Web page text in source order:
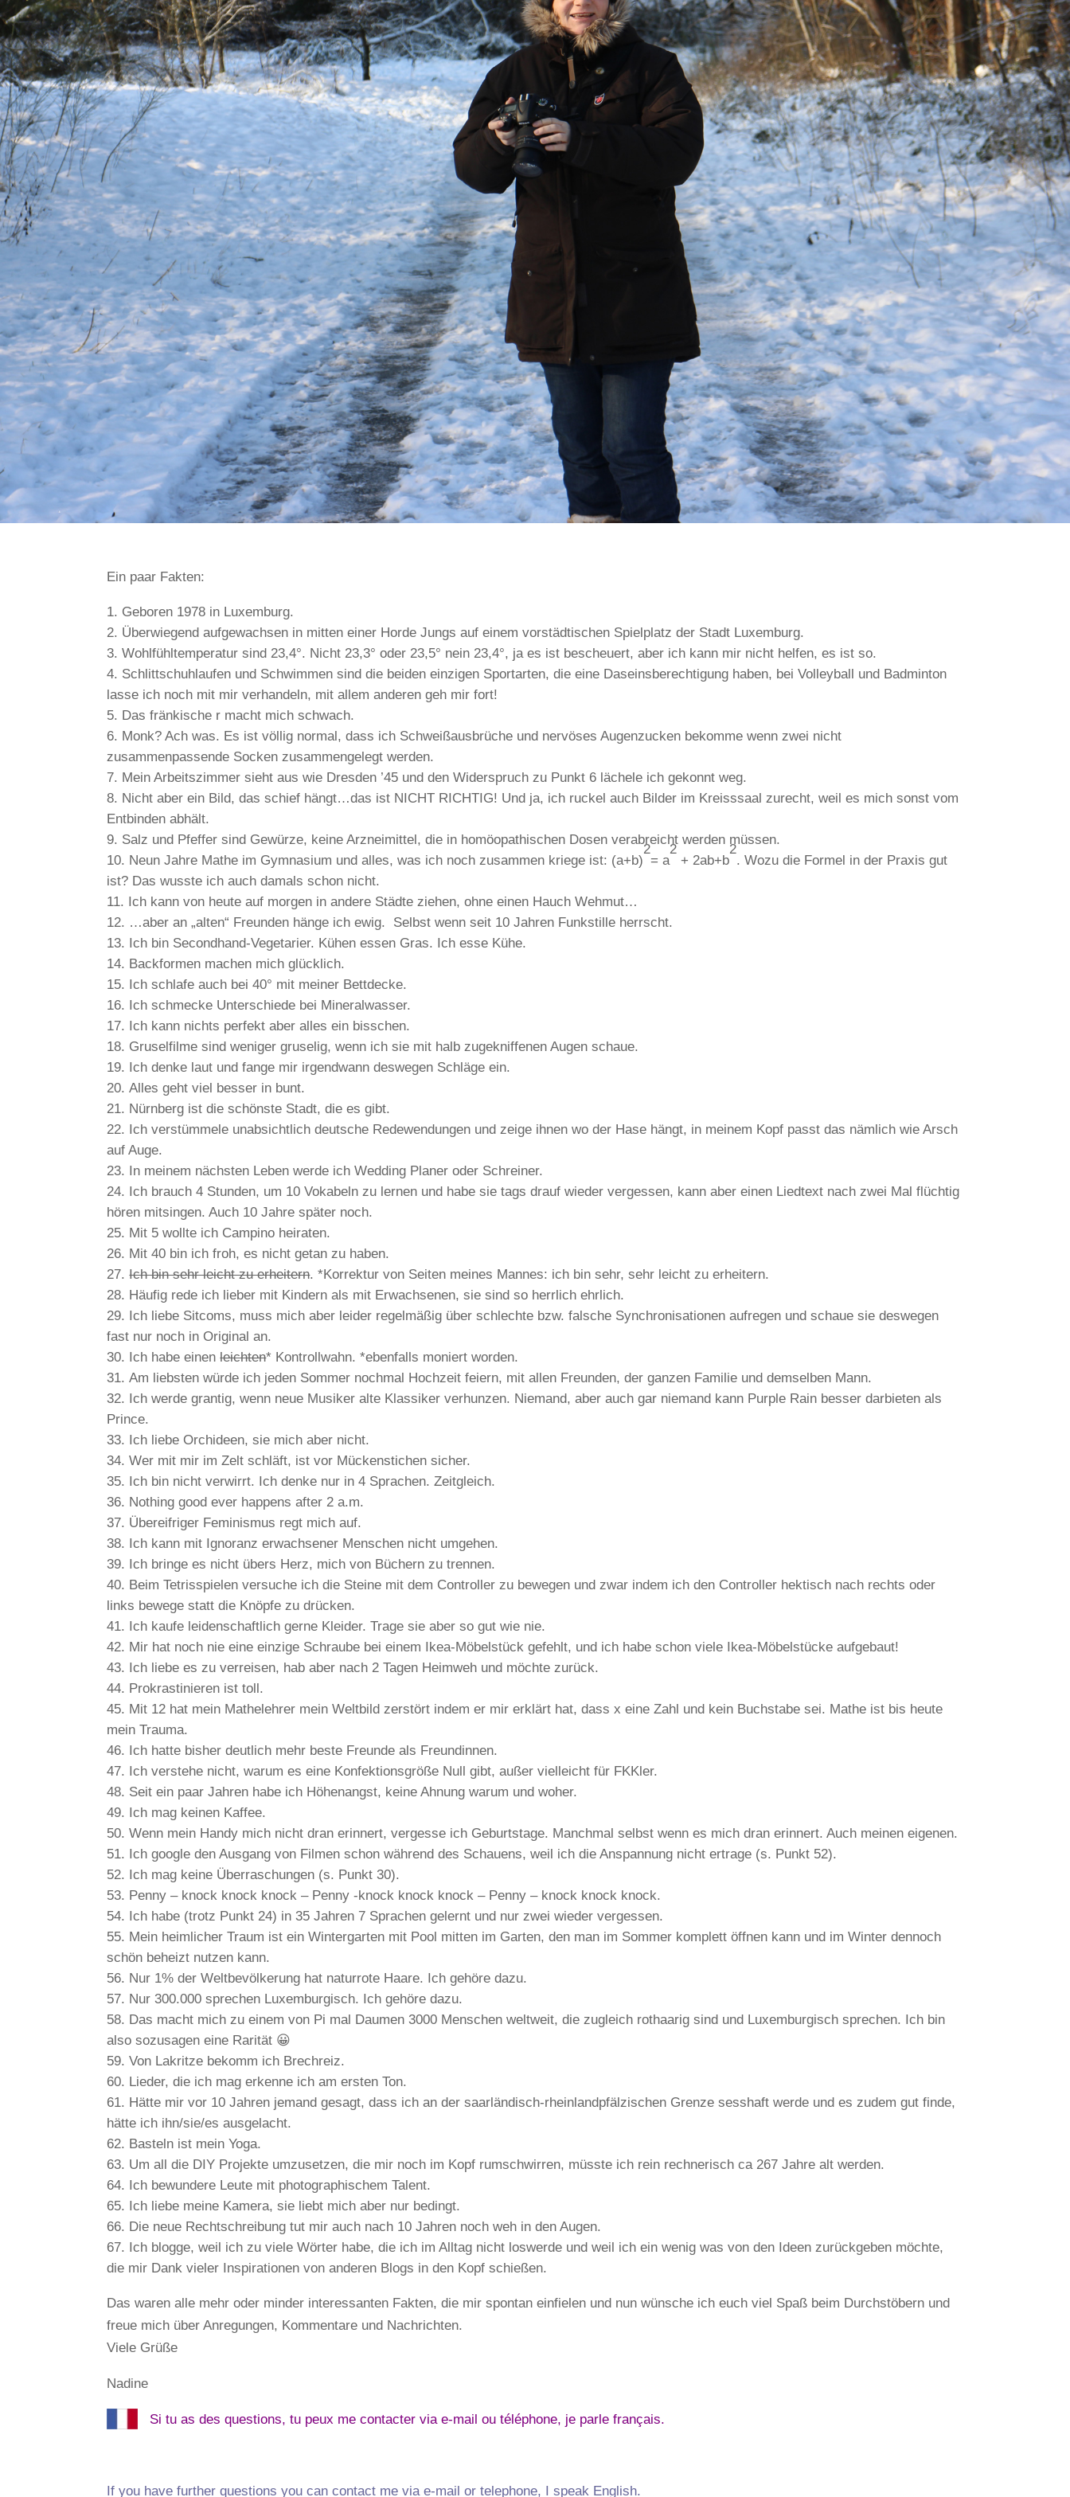
Ein paar Fakten:
Geboren 1978 in Luxemburg.
Überwiegend aufgewachsen in mitten einer Horde Jungs auf einem vorstädtischen Spielplatz der Stadt Luxemburg.
Wohlfühltemperatur sind 23,4°. Nicht 23,3° oder 23,5° nein 23,4°, ja es ist bescheuert, aber ich kann mir nicht helfen, es ist so.
Schlittschuhlaufen und Schwimmen sind die beiden einzigen Sportarten, die eine Daseinsberechtigung haben, bei Volleyball und Badminton
lasse ich noch mit mir verhandeln, mit allem anderen geh mir fort!
Das fränkische r macht mich schwach.
Monk? Ach was. Es ist völlig normal, dass ich Schweißausbrüche und nervöses Augenzucken bekomme wenn zwei nicht
zusammenpassende Socken zusammengelegt werden.
Mein Arbeitszimmer sieht aus wie Dresden ’45 und den Widerspruch zu Punkt 6 lächele ich gekonnt weg.
Nicht aber ein Bild, das schief hängt…das ist NICHT RICHTIG! Und ja, ich ruckel auch Bilder im Kreisssaal zurecht, weil es mich sonst vom
Entbinden abhält.
Salz und Pfeffer sind Gewürze, keine Arzneimittel, die in homöopathischen Dosen verabreicht werden müssen.
Neun Jahre Mathe im Gymnasium und alles, was ich noch zusammen kriege ist: (a+b)
2
= a
2
+ 2ab+b
2
. Wozu die Formel in der Praxis gut
ist? Das wusste ich auch damals schon nicht.
Ich kann von heute auf morgen in andere Städte ziehen, ohne einen Hauch Wehmut…
…aber an „alten“ Freunden hänge ich ewig. Selbst wenn seit 10 Jahren Funkstille herrscht.
Ich bin Secondhand-Vegetarier. Kühen essen Gras. Ich esse Kühe.
Backformen machen mich glücklich.
Ich schlafe auch bei 40° mit meiner Bettdecke.
Ich schmecke Unterschiede bei Mineralwasser.
Ich kann nichts perfekt aber alles ein bisschen.
Gruselfilme sind weniger gruselig, wenn ich sie mit halb zugekniffenen Augen schaue.
Ich denke laut und fange mir irgendwann deswegen Schläge ein.
Alles geht viel besser in bunt.
Nürnberg ist die schönste Stadt, die es gibt.
Ich verstümmele unabsichtlich deutsche Redewendungen und zeige ihnen wo der Hase hängt, in meinem Kopf passt das nämlich wie Arsch
auf Auge.
In meinem nächsten Leben werde ich Wedding Planer oder Schreiner.
Ich brauch 4 Stunden, um 10 Vokabeln zu lernen und habe sie tags drauf wieder vergessen, kann aber einen Liedtext nach zwei Mal flüchtig
hören mitsingen. Auch 10 Jahre später noch.
Mit 5 wollte ich Campino heiraten.
Mit 40 bin ich froh, es nicht getan zu haben.
Ich bin sehr leicht zu erheitern. *Korrektur von Seiten meines Mannes: ich bin sehr, sehr leicht zu erheitern.
Häufig rede ich lieber mit Kindern als mit Erwachsenen, sie sind so herrlich ehrlich.
Ich liebe Sitcoms, muss mich aber leider regelmäßig über schlechte bzw. falsche Synchronisationen aufregen und schaue sie deswegen
fast nur noch in Original an.
Ich habe einenleichten* Kontrollwahn. *ebenfalls moniert worden.
Am liebsten würde ich jeden Sommer nochmal Hochzeit feiern, mit allen Freunden, der ganzen Familie und demselben Mann.
Ich werde grantig, wenn neue Musiker alte Klassiker verhunzen. Niemand, aber auch gar niemand kann Purple Rain besser darbieten als
Prince.
Ich liebe Orchideen, sie mich aber nicht.
Wer mit mir im Zelt schläft, ist vor Mückenstichen sicher.
Ich bin nicht verwirrt. Ich denke nur in 4 Sprachen. Zeitgleich.
Nothing good ever happens after 2 a.m.
Übereifriger Feminismus regt mich auf.
Ich kann mit Ignoranz erwachsener Menschen nicht umgehen.
Ich bringe es nicht übers Herz, mich von Büchern zu trennen.
Beim Tetrisspielen versuche ich die Steine mit dem Controller zu bewegen und zwar indem ich den Controller hektisch nach rechts oder
links bewege statt die Knöpfe zu drücken.
Ich kaufe leidenschaftlich gerne Kleider. Trage sie aber so gut wie nie.
Mir hat noch nie eine einzige Schraube bei einem Ikea-Möbelstück gefehlt, und ich habe schon viele Ikea-Möbelstücke aufgebaut!
Ich liebe es zu verreisen, hab aber nach 2 Tagen Heimweh und möchte zurück.
Prokrastinieren ist toll.
Mit 12 hat mein Mathelehrer mein Weltbild zerstört indem er mir erklärt hat, dass x eine Zahl und kein Buchstabe sei. Mathe ist bis heute
mein Trauma.
Ich hatte bisher deutlich mehr beste Freunde als Freundinnen.
Ich verstehe nicht, warum es eine Konfektionsgröße Null gibt, außer vielleicht für FKKler.
Seit ein paar Jahren habe ich Höhenangst, keine Ahnung warum und woher.
Ich mag keinen Kaffee.
Wenn mein Handy mich nicht dran erinnert, vergesse ich Geburtstage. Manchmal selbst wenn es mich dran erinnert. Auch meinen eigenen.
Ich google den Ausgang von Filmen schon während des Schauens, weil ich die Anspannung nicht ertrage (s. Punkt 52).
Ich mag keine Überraschungen (s. Punkt 30).
Penny – knock knock knock – Penny -knock knock knock – Penny – knock knock knock.
Ich habe (trotz Punkt 24) in 35 Jahren 7 Sprachen gelernt und nur zwei wieder vergessen.
Mein heimlicher Traum ist ein Wintergarten mit Pool mitten im Garten, den man im Sommer komplett öffnen kann und im Winter dennoch
schön beheizt nutzen kann.
Nur 1% der Weltbevölkerung hat naturrote Haare. Ich gehöre dazu.
Nur 300.000 sprechen Luxemburgisch. Ich gehöre dazu.
Das macht mich zu einem von Pi mal Daumen 3000 Menschen weltweit, die zugleich rothaarig sind und Luxemburgisch sprechen. Ich bin
also sozusagen eine Rarität 😀
Von Lakritze bekomm ich Brechreiz.
Lieder, die ich mag erkenne ich am ersten Ton.
Hätte mir vor 10 Jahren jemand gesagt, dass ich an der saarländisch-rheinlandpfälzischen Grenze sesshaft werde und es zudem gut finde,
hätte ich ihn/sie/es ausgelacht.
Basteln ist mein Yoga.
Um all die DIY Projekte umzusetzen, die mir noch im Kopf rumschwirren, müsste ich rein rechnerisch ca 267 Jahre alt werden.
Ich bewundere Leute mit photographischem Talent.
Ich liebe meine Kamera, sie liebt mich aber nur bedingt.
Die neue Rechtschreibung tut mir auch nach 10 Jahren noch weh in den Augen.
Ich blogge, weil ich zu viele Wörter habe, die ich im Alltag nicht loswerde und weil ich ein wenig was von den Ideen zurückgeben möchte,
die mir Dank vieler Inspirationen von anderen Blogs in den Kopf schießen.
Das waren alle mehr oder minder interessanten Fakten, die mir spontan einfielen und nun wünsche ich euch viel Spaß beim Durchstöbern und
freue mich über Anregungen, Kommentare und Nachrichten.
Viele Grüße
Nadine
Si tu as des questions, tu peux me contacter via e-mail ou téléphone, je parle français.
If you have further questions you can contact me via e-mail or telephone, I speak English.